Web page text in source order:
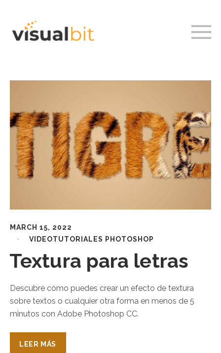
MARCH 15, 2022
VIDEOTUTORIALES PHOTOSHOP
Textura para letras
Descubre cómo puedes crear un efecto de textura
sobre textos o cualquier otra forma en menos de 5
minutos con Adobe Photoshop CC.
LEER MÁS